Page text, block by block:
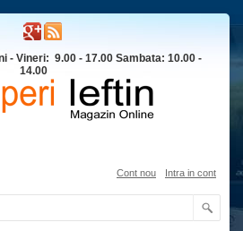
- Vineri: 9.00 - 17.00 Sambata: 10.00 -
14.00
Cont nou Intra in cont